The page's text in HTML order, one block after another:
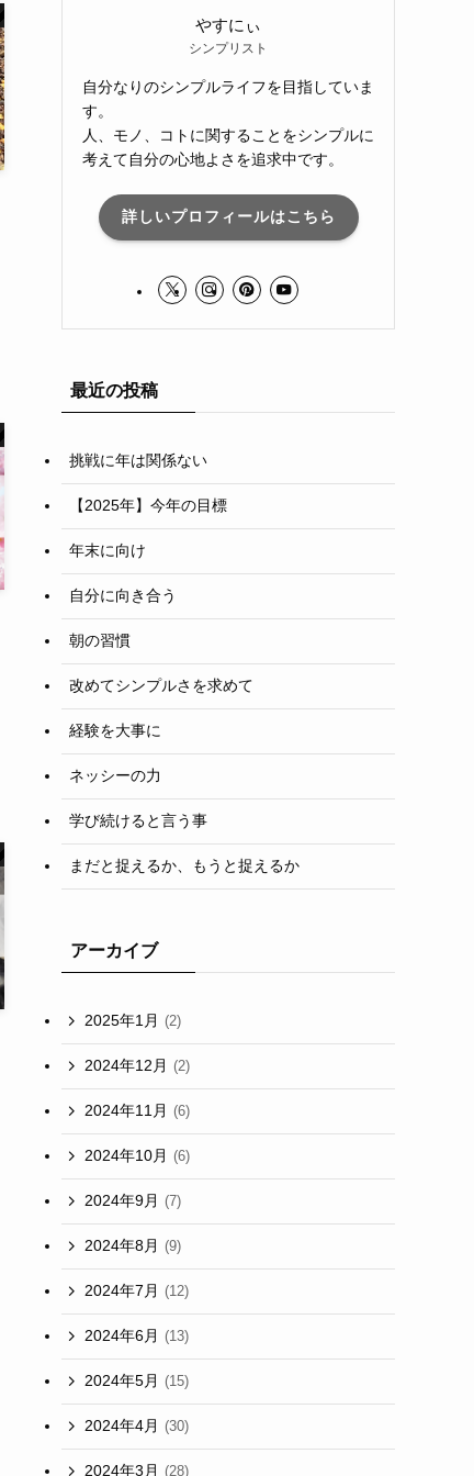
やすにぃ
シンプリスト
自分なりのシンプルライフを目指していま
す。
人、モノ、コトに関することをシンプルに
考えて自分の心地よさを追求中です。
詳しいプロフィールはこちら
最近の投稿
挑戦に年は関係ない
【2025年】今年の目標
年末に向け
自分に向き合う
朝の習慣
改めてシンプルさを求めて
経験を大事に
ネッシーの力
学び続けると言う事
まだと捉えるか、もうと捉えるか
アーカイブ
2025年1月 (2)
2024年12月 (2)
2024年11月 (6)
2024年10月 (6)
2024年9月 (7)
2024年8月 (9)
2024年7月 (12)
2024年6月 (13)
2024年5月 (15)
2024年4月 (30)
2024年3月 (28)